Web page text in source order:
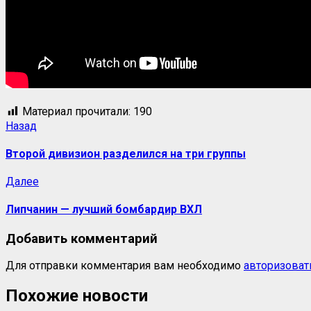
Материал прочитали: 190
Навигация
записи
Назад
Второй дивизион разделился на три группы
ДалееСледующая
Липчанин — лучший бомбардир ВХЛ
Добавить комментарий
Для отправки комментария вам необходимо
Похожие новости